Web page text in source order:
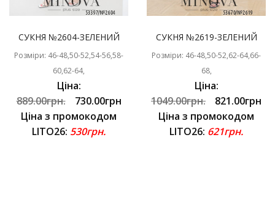
СУКНЯ №2604-ЗЕЛЕНИЙ
Розміри: 46-48,50-52,54-56,58-
60,62-64,
Ціна:
889.00грн.
730.00грн
Ціна з промокодом
LITO26: 530грн.
СУКНЯ №2619-ЗЕЛЕНИЙ
Розміри: 46-48,50-52,62-64,66-
68,
Ціна:
1049.00грн.
821.00грн
Ціна з промокодом
LITO26: 621грн.